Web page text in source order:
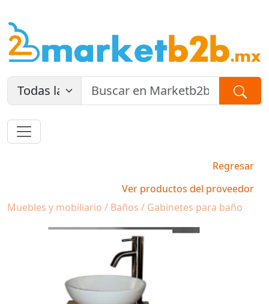
Regresar
Ver productos del proveedor
Muebles y mobiliario / Baños / Gabinetes para baño